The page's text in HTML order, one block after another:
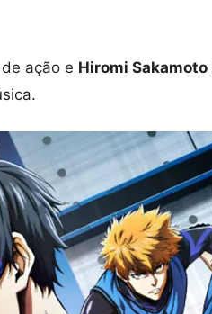
ação e Hiromi Sakamoto